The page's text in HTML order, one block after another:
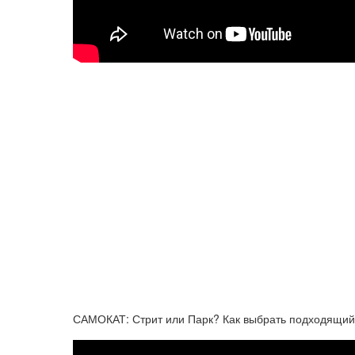
САМОКАТ: Стрит или Парк? Как выбрать